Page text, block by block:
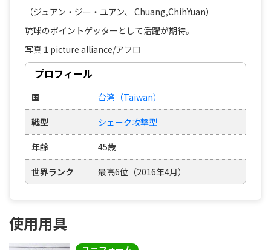
（ジュアン・ジー・ユアン、 Chuang,ChihYuan）
琉球のポイントゲッターとして活躍が期待。
写真１picture alliance/アフロ
プロフィール
国 台湾（Taiwan）
戦型 シェーク攻撃型
年齢 45歳
世界ランク 最高6位（2016年4月）
使用用具